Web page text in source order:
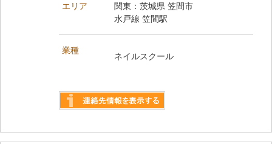
エリア
関東：茨城県 笠間市
水戸線 笠間駅
業種
ネイルスクール